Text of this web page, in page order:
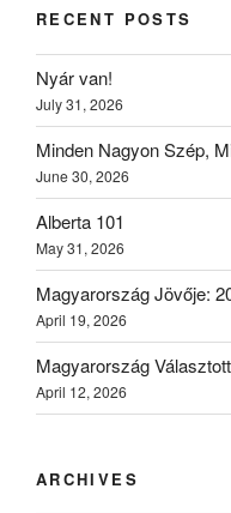
RECENT POSTS
Nyár van!
July 31, 2026
Minden Nagyon Szép,
June 30, 2026
Alberta 101
May 31, 2026
Magyarország Jövője:
April 19, 2026
Magyarország
April 12, 2026
ARCHIVES